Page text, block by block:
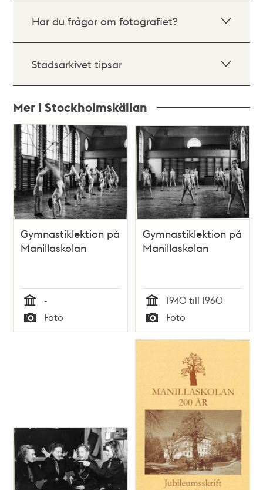
Har du frågor om fotografiet?
Stadsarkivet tipsar
Mer i Stockholmskällan
Relaterade
poster
och
teman
Gymnastiklektion på
Manillaskolan
Tid
-
Typ
Foto
Gymnastiklektion på
Manillaskolan
Tid
1940 till 1960
Typ
Foto